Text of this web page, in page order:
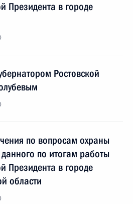
Президента в городе
Ростовской
по вопросам охраны
по итогам работы
Президента в городе
области